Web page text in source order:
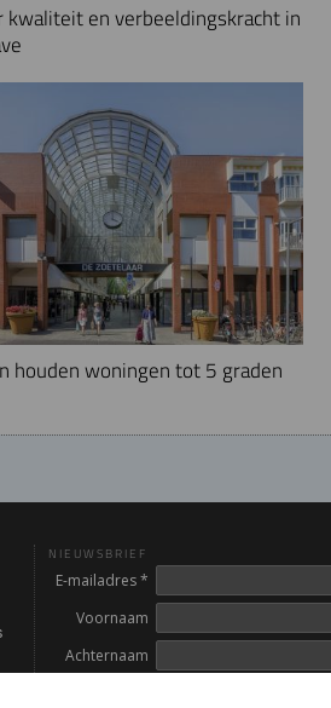
kwaliteit en verbeeldingskracht in
houden woningen tot 5 graden
NIEUWSBRIEF
E-mailadres *
Voornaam
Achternaam